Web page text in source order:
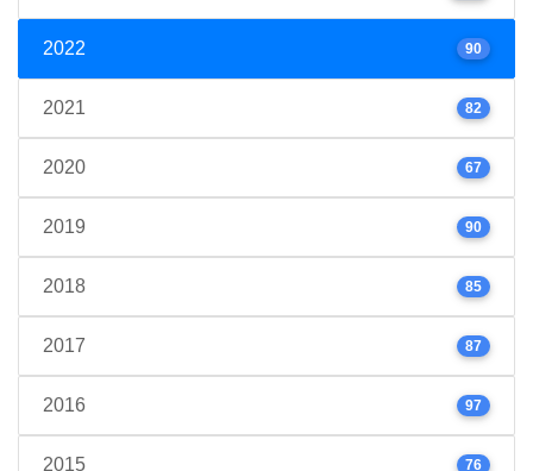
2022 90
2021 82
2020 67
2019 90
2018 85
2017 87
2016 97
2015 76